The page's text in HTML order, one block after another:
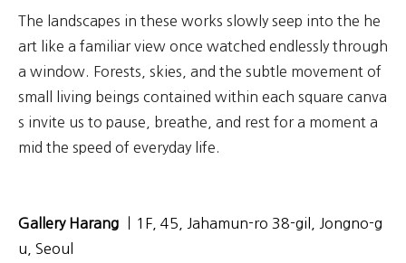
The landscapes in these works slowly seep into the he
art like a familiar view once watched endlessly through
a window. Forests, skies, and the subtle movement of
small living beings contained within each square canva
s invite us to pause, breathe, and rest for a moment a
mid the speed of everyday life.
Gallery Harang ㅣ1F, 45, Jahamun-ro 38-gil, Jongno-g
u, Seoul